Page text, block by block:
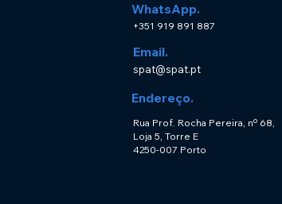
WhatsApp.
+351 919 891 887
Email.
spat@spat.pt
Endereço.
Rua Prof. Rocha Pereira, nº 68,
Loja 5, Torre E
4250-007 Porto